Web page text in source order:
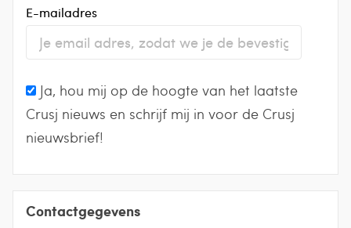
E-mailadres
Ja, hou mij op de hoogte van het laatste
Crusj nieuws en schrijf mij in voor de Crusj
nieuwsbrief!
Contactgegevens